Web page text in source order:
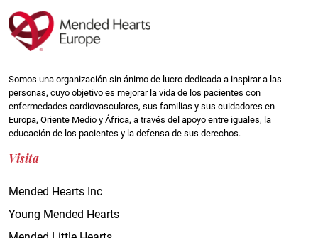
Somos una organización sin ánimo de lucro dedicada a inspirar a las
personas, cuyo objetivo es mejorar la vida de los pacientes con
enfermedades cardiovasculares, sus familias y sus cuidadores en
Europa, Oriente Medio y África, a través del apoyo entre iguales, la
educación de los pacientes y la defensa de sus derechos.
Visita
Mended Hearts Inc
Young Mended Hearts